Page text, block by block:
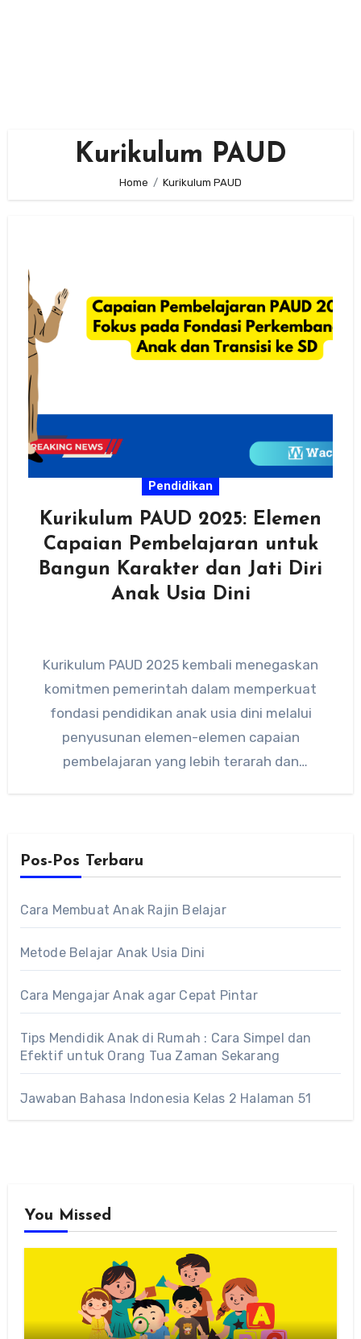
Kurikulum PAUD
Home Kurikulum PAUD
Pendidikan
Kurikulum PAUD 2025: Elemen
Capaian Pembelajaran untuk
Bangun Karakter dan Jati Diri
Anak Usia Dini
Kurikulum PAUD 2025 kembali menegaskan
komitmen pemerintah dalam memperkuat
fondasi pendidikan anak usia dini melalui
penyusunan elemen-elemen capaian
pembelajaran yang lebih terarah dan
Pos-Pos Terbaru
Cara Membuat Anak Rajin Belajar
Metode Belajar Anak Usia Dini
Cara Mengajar Anak agar Cepat Pintar
Tips Mendidik Anak di Rumah : Cara Simpel dan
Efektif untuk Orang Tua Zaman Sekarang
Jawaban Bahasa Indonesia Kelas 2 Halaman 51
You Missed